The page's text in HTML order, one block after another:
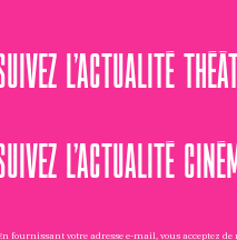
L’ACTUALITÉ
L’ACTUALITÉ
fournissant votre adresse e-mail, vous acceptez